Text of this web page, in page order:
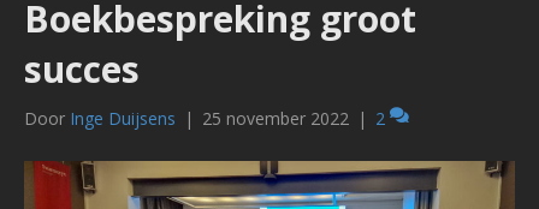
Boekbespreking groot
succes
Door Inge Duijsens | 25 november 2022 | 2